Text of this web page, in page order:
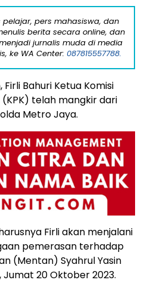
pers mahasiswa, dan
berita secara online, dan
jurnalis muda di media
ke WA Center: 087815557788.
Bahuri Ketua Komisi
telah mangkir dari
Metro Jaya.
Firli akan menjalani
pemerasan terhadap
(Mentan) Syahrul Yasin
Jumat 20 Oktober 2023.